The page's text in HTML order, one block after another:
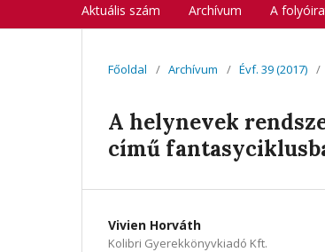
Aktuális szám Archívum A
Főoldal / Archívum / Évf. 39 (2017) /
A helynevek
című
Vivien Horváth
Kolibri Gyerekkönyvkiadó Kft.